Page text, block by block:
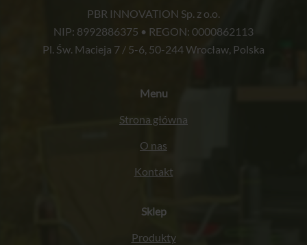
PBR INNOVATION Sp. z o.o.
NIP: 8992886375 • REGON: 0000862113
Pl. Św. Macieja 7 / 5-6, 50-244 Wrocław, Polska
Menu
Strona główna
O nas
Kontakt
Sklep
Produkty